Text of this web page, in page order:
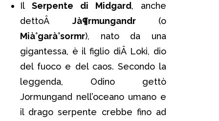
Il Serpente di Midgard, anche
dettoÂ Jà¶rmungandr(o
Mià°garà°sormr), nato da una
gigantessa, è il figlio diÂ Loki, dio
del fuoco e del caos. Secondo la
leggenda, Odino gettò
Jormungand nell’oceano umano e
il drago serpente crebbe fino ad